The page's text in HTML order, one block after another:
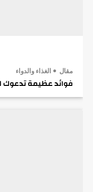
مقال الغذاء والدواء
فوائد عظيمة تدعوك